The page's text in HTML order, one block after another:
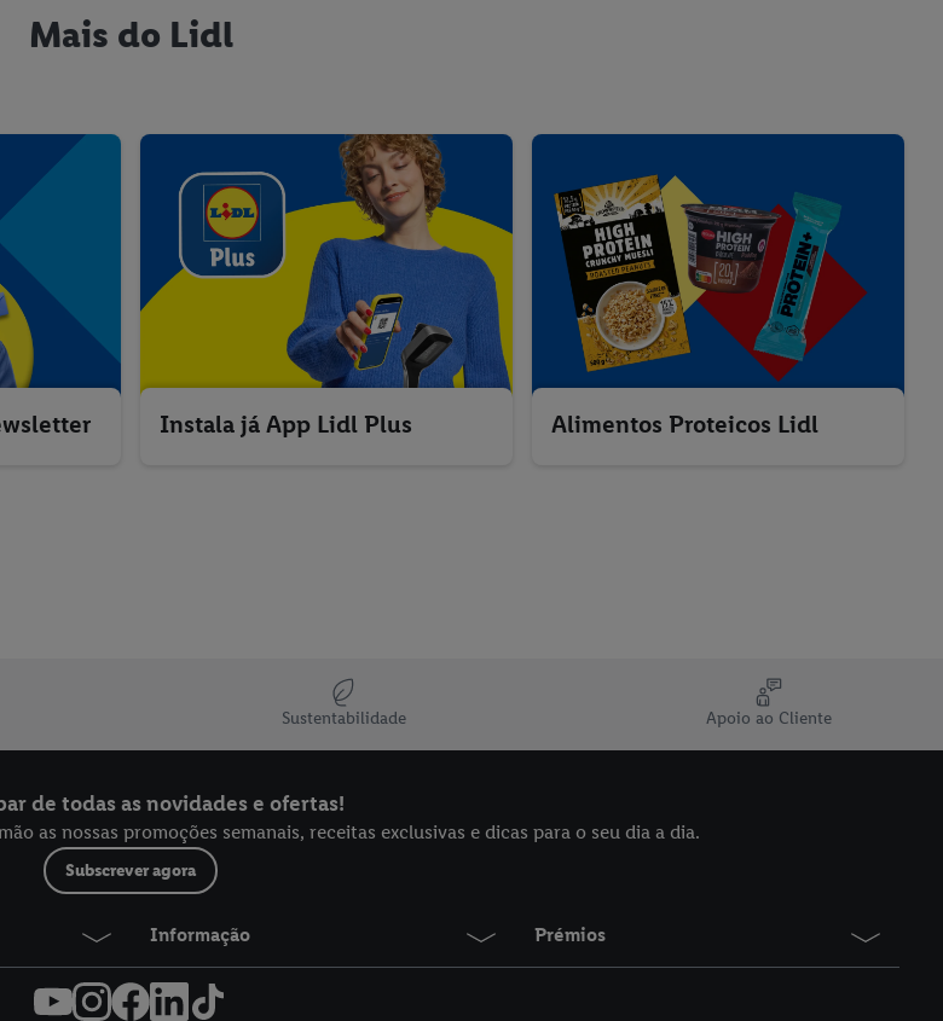
Mais do Lidl
Instala já App Lidl Plus Alimentos Proteicos Lidl
Sustentabilidade Apoio ao Cliente
de todas as novidades e ofertas!
as nossas promoções semanais, receitas exclusivas e dicas para o seu dia a dia.
Subscrever agora
Informação Prémios